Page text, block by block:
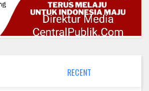
RECENT